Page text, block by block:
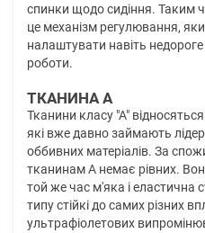
спинки щодо сидіння. Таким
це механізм регулювання,
налаштувати навіть недороге
роботи.
ТКАНИНА А
Тканини класу "А"
які вже давно займають
оббивних матеріалів. За
тканинам А немає рівних.
той же час м'яка і еластична
типу стійкі до самих різних
ультрафіолетових